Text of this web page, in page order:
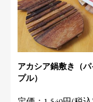
アカシア鍋敷き（パ
プル）